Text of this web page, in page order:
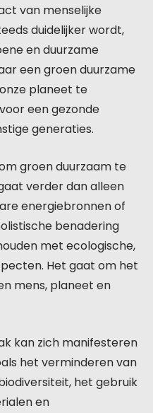
van menselijke
duidelijker wordt,
en duurzame
een groen duurzame
planeet te
een gezonde
generaties.
groen duurzaam te
verder dan alleen
energiebronnen of
benadering
met ecologische,
Het gaat om het
mens, planeet en
kan zich manifesteren
het verminderen van
het gebruik
en